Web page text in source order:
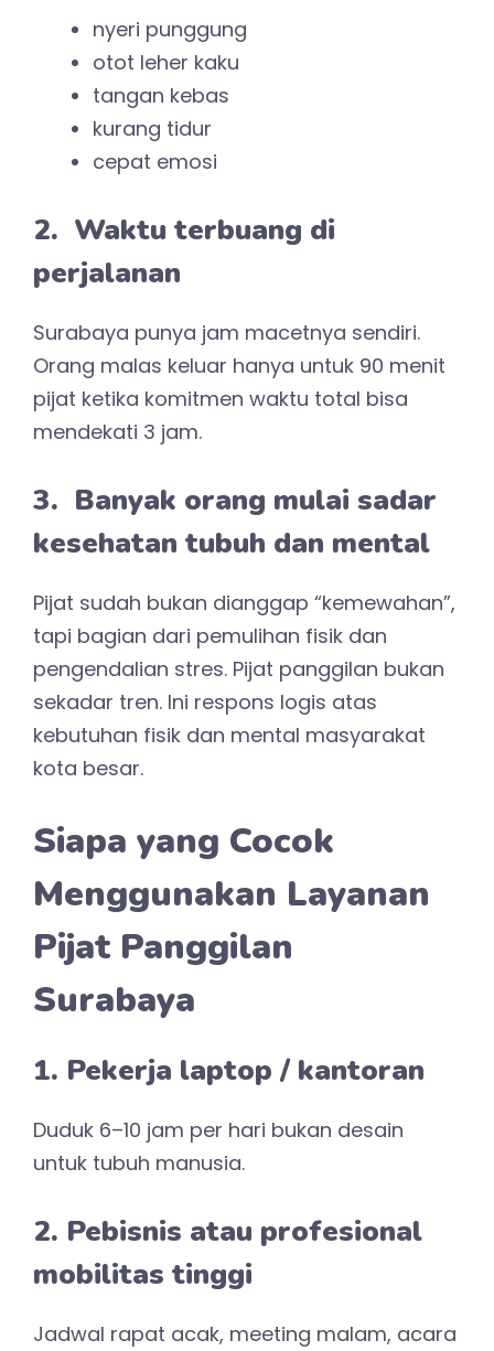
nyeri punggung
otot leher kaku
tangan kebas
kurang tidur
cepat emosi
2. Waktu terbuang di
perjalanan
Surabaya punya jam macetnya sendiri.
Orang malas keluar hanya untuk 90 menit
pijat ketika komitmen waktu total bisa
mendekati 3 jam.
3. Banyak orang mulai sadar
kesehatan tubuh dan mental
Pijat sudah bukan dianggap “kemewahan”,
tapi bagian dari pemulihan fisik dan
pengendalian stres. Pijat panggilan bukan
sekadar tren. Ini respons logis atas
kebutuhan fisik dan mental masyarakat
kota besar.
Siapa yang Cocok
Menggunakan Layanan
Pijat Panggilan
Surabaya
1. Pekerja laptop / kantoran
Duduk 6–10 jam per hari bukan desain
untuk tubuh manusia.
2. Pebisnis atau profesional
mobilitas tinggi
Jadwal rapat acak, meeting malam, acara